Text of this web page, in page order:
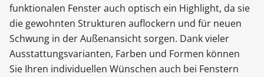
Terrassentüren
Haustüren
funktionalen Fenster auch optisch ein Highlight, da sie
die gewohnten Strukturen auflockern und für neuen
Schwung in der Außenansicht sorgen. Dank vieler
Ausstattungsvarianten, Farben und Formen können
Sie Ihren individuellen Wünschen auch bei Fenstern